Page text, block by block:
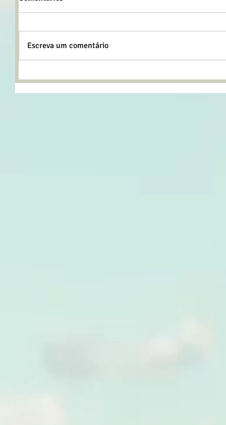
Escreva um comentário